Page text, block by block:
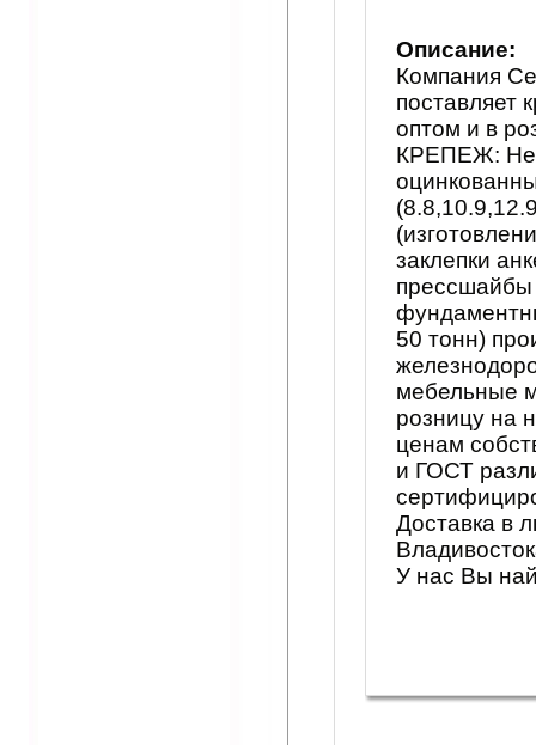
Описание:
Компания
поставляет
оптом и в
КРЕПЕЖ:
заклепки
прессшайбы
50 тонн)
мебельные
розницу на
ценам
и ГОСТ
Доставка в
У нас Вы